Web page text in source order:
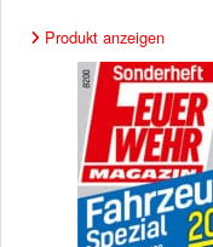
Produkt anzeigen